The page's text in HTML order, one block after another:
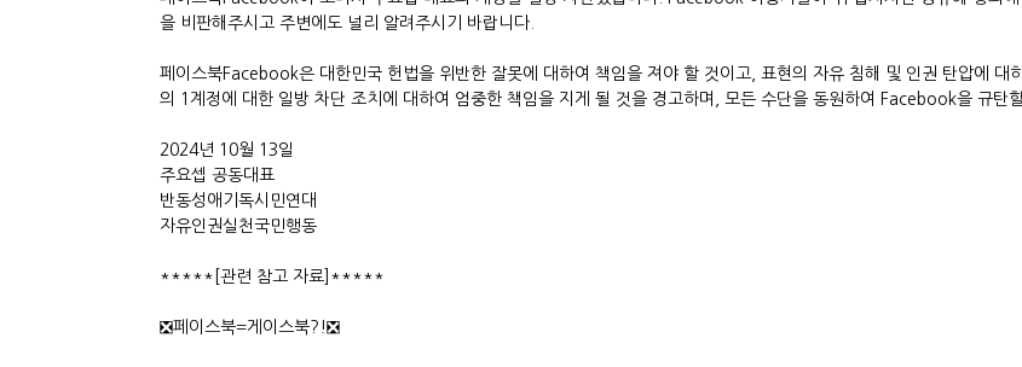
을 비판해주시고 주변에도 널리 알려주시기 바랍니다.
페이스북Facebook은 대한민국 헌법을 위반한 잘못에 대하여 책임을 져야 할 것이고, 표현의 자유 침해 및 인권 탄압에 대
의 1계정에 대한 일방 차단 조치에 대하여 엄중한 책임을 지게 될 것을 경고하며, 모든 수단을 동원하여 Facebook을 규탄
2024년 10월 13일
주요셉 공동대표
반동성애기독시민연대
자유인권실천국민행동
*****[관련 참고 자료]*****
❎페이스북=게이스북?!❎